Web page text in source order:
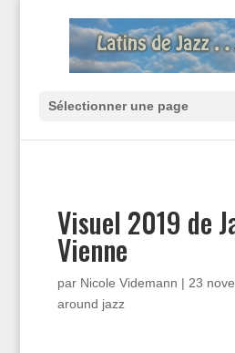
Sélectionner une page
Visuel 2019 de
Vienne
par Nicole Videmann | 23
around jazz